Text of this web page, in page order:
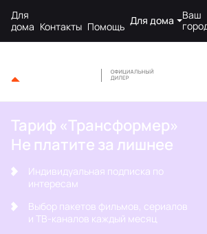
Для
дома Контакты Помощь Для дома
Ваш
Тариф «Трансформер»
Не платите за лишнее
Индивидуальная подписка по
интересам
Выбор пакетов фильмов, сериалов
и ТВ-каналов каждый месяц